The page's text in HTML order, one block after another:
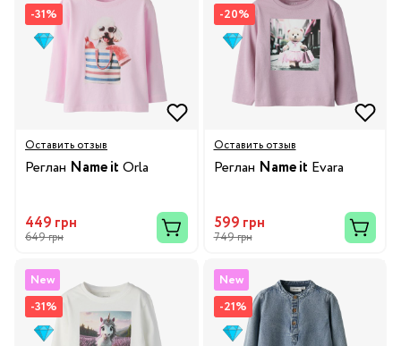
-31%
Оставить отзыв
Реглан Name it Orla
449 грн
649 грн
-20%
Оставить отзыв
Реглан Name it Evara
599 грн
749 грн
New
-31%
New
-21%